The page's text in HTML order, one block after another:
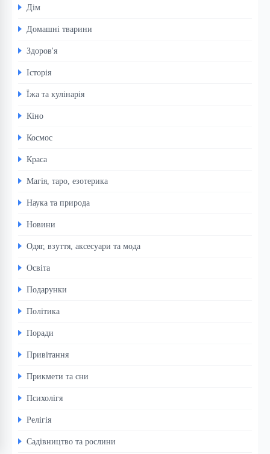
Дім
Домашні тварини
Здоров'я
Історія
Їжа та кулінарія
Кіно
Космос
Краса
Магія, таро, езотерика
Наука та природа
Новини
Одяг, взуття, аксесуари та мода
Освіта
Подарунки
Політика
Поради
Привітання
Прикмети та сни
Психолігя
Релігія
Садівництво та рослини